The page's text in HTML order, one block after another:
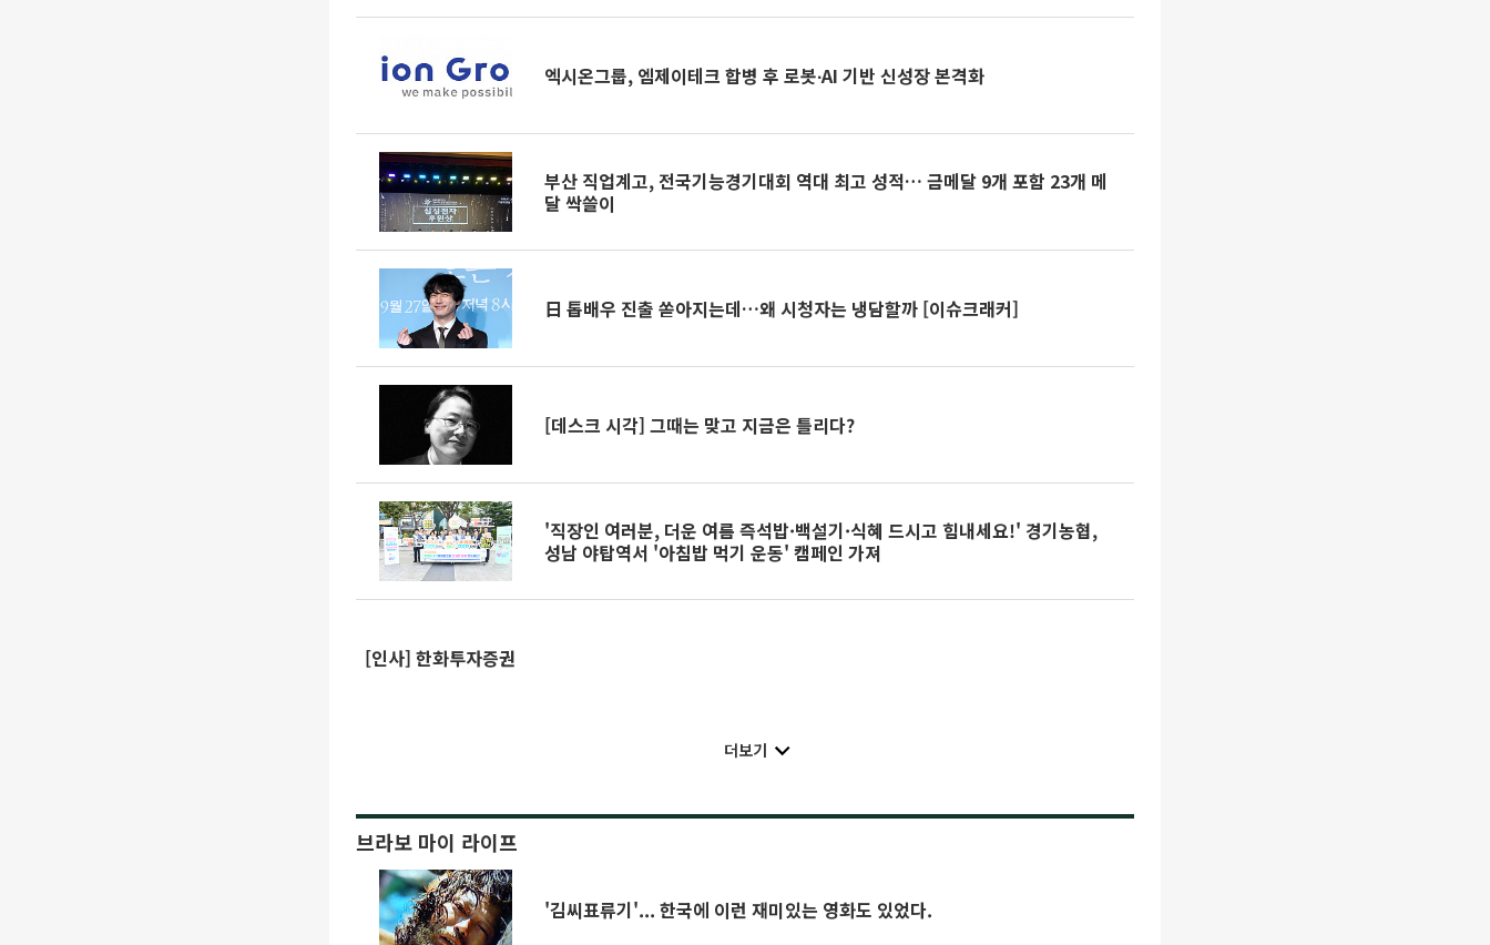
엑시온그룹, 엠제이테크 합병 후 로봇∙AI 기반 신성장 본격화
부산 직업계고, 전국기능경기대회 역대 최고 성적… 금메달 9개 포함 23개 메
달 싹쓸이
日 톱배우 진출 쏟아지는데…왜 시청자는 냉담할까 [이슈크래커]
[데스크 시각] 그때는 맞고 지금은 틀리다?
'직장인 여러분, 더운 여름 즉석밥·백설기·식혜 드시고 힘내세요!' 경기농협,
성남 야탑역서 '아침밥 먹기 운동' 캠페인 가져
[인사] 한화투자증권
더보기
브라보 마이 라이프
'김씨표류기'... 한국에 이런 재미있는 영화도 있었다.